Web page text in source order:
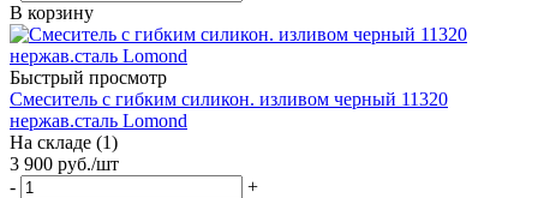
В корзину
Быстрый просмотр
Смеситель с гибким силикон. изливом черный 11320
нержав.сталь Lomond
На складе (1)
3 900 руб./шт
-
+